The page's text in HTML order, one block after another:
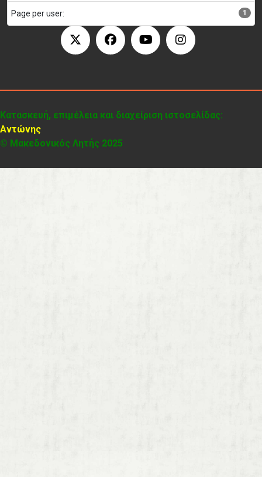
Page per user: 1
Κατασκευή, επιμέλεια και διαχείριση ιστοσελίδας:
Αντώνης
© Μακεδονικός Λητής 2025